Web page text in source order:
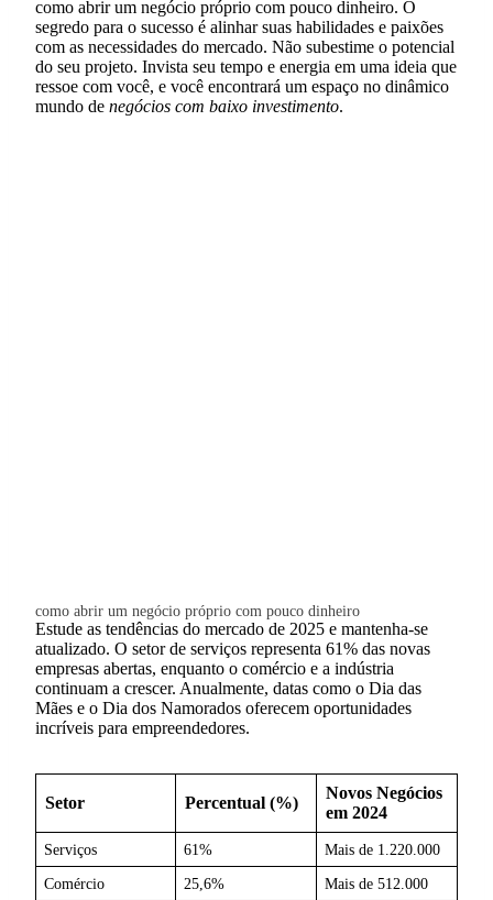
como abrir um negócio próprio com pouco dinheiro. O
segredo para o sucesso é alinhar suas habilidades e paixões
com as necessidades do mercado. Não subestime o potencial
do seu projeto. Invista seu tempo e energia em uma ideia que
ressoe com você, e você encontrará um espaço no dinâmico
mundo de negócios com baixo investimento.
como abrir um negócio próprio com pouco dinheiro
Estude as tendências do mercado de 2025 e mantenha-se
atualizado. O setor de serviços representa 61% das novas
empresas abertas, enquanto o comércio e a indústria
continuam a crescer. Anualmente, datas como o Dia das
Mães e o Dia dos Namorados oferecem oportunidades
incríveis para empreendedores.
Setor Percentual (%)
Novos Negócios
em 2024
Serviços 61%
Mais de 1.220.000
Comércio
25,6%
Mais de 512.000